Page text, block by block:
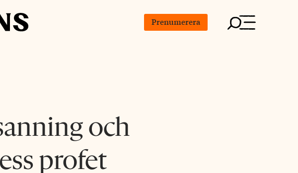
Prenumerera
och
profet